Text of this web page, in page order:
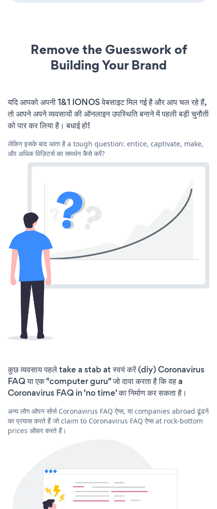
Remove the Guesswork of
Building Your Brand
यदि आपको अपनी 1&1 IONOS वेबसाइट मिल गई है और आप चल रहे हैं,
तो आपने अपने व्यवसायों की ऑनलाइन उपस्थिति बनाने में पहली बड़ी चुनौती
को पार कर लिया है। बधाई हो!
लेकिन इसके बाद आता है a tough question: entice, captivate, make,
और अधिक विज़िटर्स का समर्थन कैसे करें?
कुछ व्यवसाय पहले take a stab at स्वयं करें (diy) Coronavirus
FAQ या एक "computer guru" जो दावा करता है कि वह a
Coronavirus FAQ in 'no time' का निर्माण कर सकता है।
अन्य लोग ओपन सोर्स Coronavirus FAQ ऐप्स, या companies abroad ढूंढने
का प्रयास करते हैं जो claim to Coronavirus FAQ ऐप्स at rock-bottom
prices ऑफ़र करते हैं।